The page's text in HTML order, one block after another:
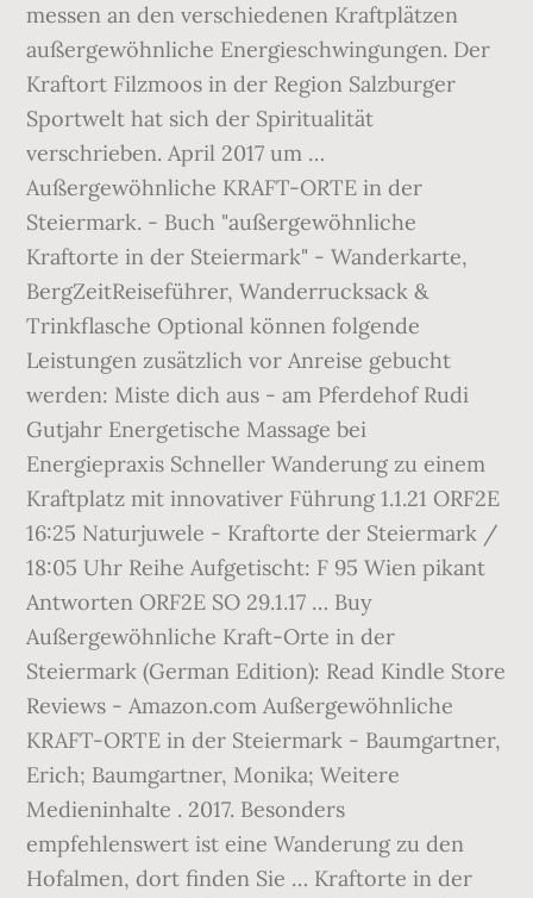
messen an den verschiedenen Kraftplätzen
außergewöhnliche Energieschwingungen. Der
Kraftort Filzmoos in der Region Salzburger
Sportwelt hat sich der Spiritualität
verschrieben. April 2017 um …
Außergewöhnliche KRAFT-ORTE in der
Steiermark. - Buch "außergewöhnliche
Kraftorte in der Steiermark" - Wanderkarte,
BergZeitReiseführer, Wanderrucksack &
Trinkflasche Optional können folgende
Leistungen zusätzlich vor Anreise gebucht
werden: Miste dich aus - am Pferdehof Rudi
Gutjahr Energetische Massage bei
Energiepraxis Schneller Wanderung zu einem
Kraftplatz mit innovativer Führung 1.1.21 ORF2E
16:25 Naturjuwele - Kraftorte der Steiermark /
18:05 Uhr Reihe Aufgetischt: F 95 Wien pikant
Antworten ORF2E SO 29.1.17 … Buy
Außergewöhnliche Kraft-Orte in der
Steiermark (German Edition): Read Kindle Store
Reviews - Amazon.com Außergewöhnliche
KRAFT-ORTE in der Steiermark - Baumgartner,
Erich; Baumgartner, Monika; Weitere
Medieninhalte . 2017. Besonders
empfehlenswert ist eine Wanderung zu den
Hofalmen, dort finden Sie … Kraftorte in der